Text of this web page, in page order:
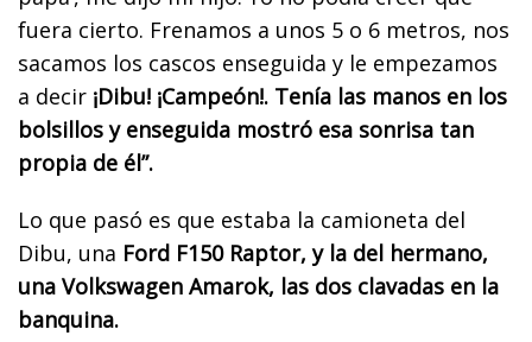
fuera cierto. Frenamos a unos 5 o 6 metros, nos
sacamos los cascos enseguida y le empezamos
a decir ¡Dibu! ¡Campeón!. Tenía las manos en los
bolsillos y enseguida mostró esa sonrisa tan
propia de él”.
Lo que pasó es que estaba la camioneta del
Dibu, una Ford F150 Raptor, y la del hermano,
una Volkswagen Amarok, las dos clavadas en la
banquina.